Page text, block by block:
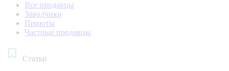
Все продавцы
Заводчики
Приюты
Частные продавцы
Статьи